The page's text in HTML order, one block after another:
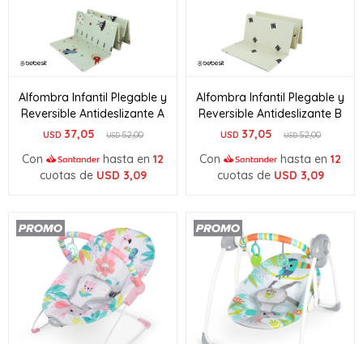
Alfombra Infantil Plegable y
Reversible Antideslizante A
USD 37,05 USD52,00
Con hasta en 12
cuotas de USD 3,09
Alfombra Infantil Plegable y
Reversible Antideslizante B
USD 37,05 USD52,00
Con hasta en 12
cuotas de USD 3,09